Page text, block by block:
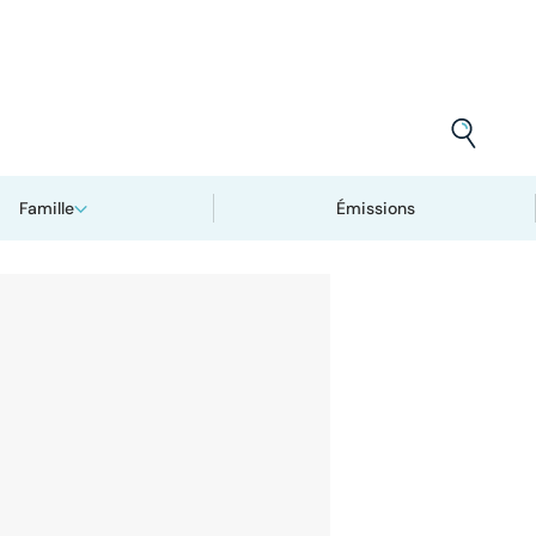
Famille Émissions